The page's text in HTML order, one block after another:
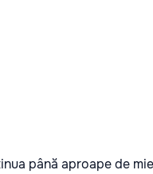
până aproape de